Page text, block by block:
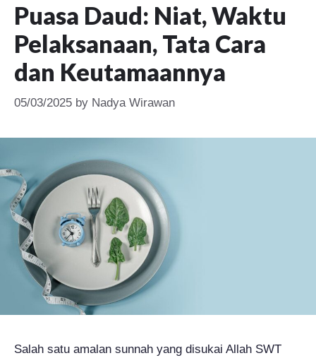
Puasa Daud: Niat, Waktu
Pelaksanaan, Tata Cara
dan Keutamaannya
05/03/2025 by Nadya Wirawan
Salah satu amalan sunnah yang disukai Allah SWT